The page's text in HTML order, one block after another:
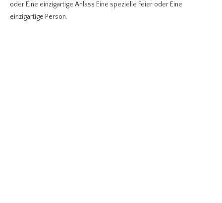
oder Eine einzigartige Anlass Eine spezielle Feier oder Eine
einzigartige Person.